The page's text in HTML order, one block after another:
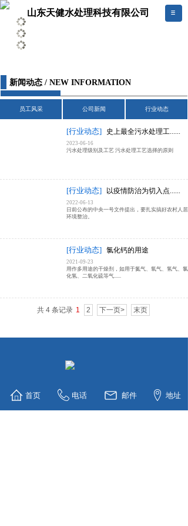
山东天健水处理科技有限公司
新闻动态 / NEW INFORMATION
行业动态
员工风采 公司新闻
[行业动态] 史上最全污水处理工......
2023-06-16
污水处理级别及工艺 污水处理工艺选择的原则
[行业动态] 以疫情防治为切入点......
2022-06-13
日前公布的中央一号文件提出，要扎实搞好农村人居
环境整治。
[行业动态] 氯化钙的用途
2021-09-23
用作多用途的干燥剂，如用于氮气、氧气、氢气、氯
化氢、二氧化硫等气......
共 4 条记录 1 2 下一页> 末页
首页 电话 邮件 地址